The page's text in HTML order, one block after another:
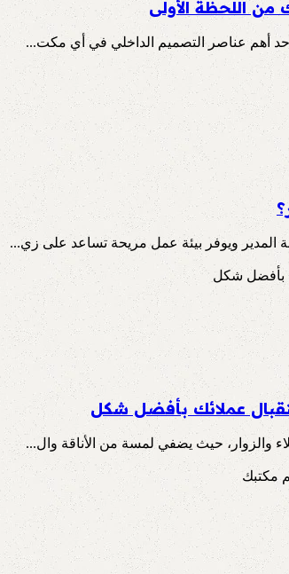
من اللحظة الأولى
أحد أهم عناصر التصميم الداخلي في أي مكت...
المدير ويوفر بيئة عمل مريحة تساعد على زي...
عملائك بأفضل شكل
والزوار، حيث يضفي لمسة من الأناقة وال...